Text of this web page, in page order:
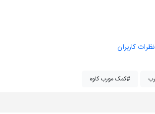
نظرات کاربران
کمک مورب کاوه#